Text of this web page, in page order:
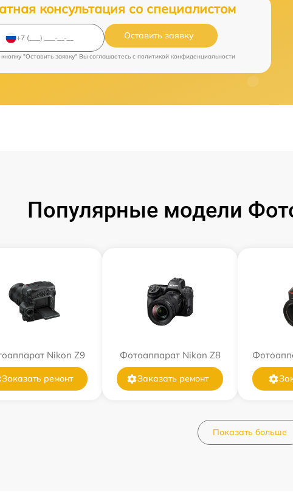
консультация со специалистом
Оставить заявку
"Оставить заявку" Вы соглашаетесь c политикой конфиденциальности
Популярные модели
Nikon Z9
Заказать ремонт
Фотоаппарат Nikon Z8
Заказать ремонт
Показать больше